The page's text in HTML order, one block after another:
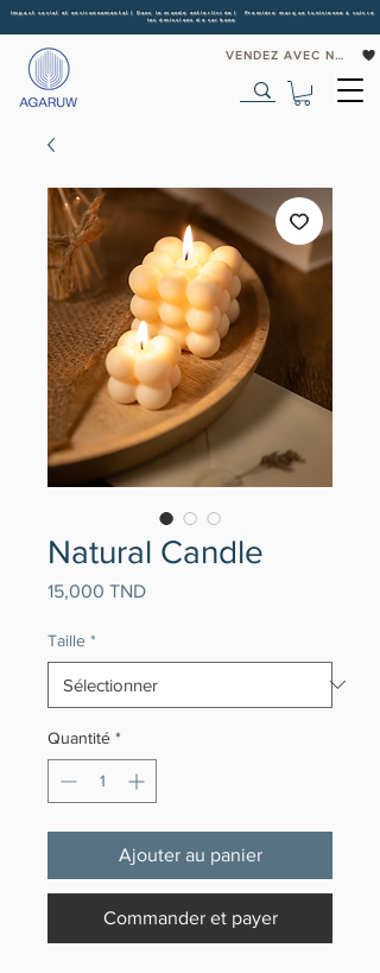
VENDEZ AVEC NOUS
Impact social et environnemental | Dans le monde entierlivrée | Première marque tunisienne à suivre
les émissions de carbone
Natural Candle
15,000 TNDPrix
Taille *
Quantité *
Ajouter au panier
Commander et payer